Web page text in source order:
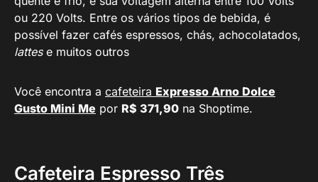
ou 220 Volts. Entre os vários tipos de bebida, é
possível fazer cafés espressos, chás, achocolatados,
lattes e muitos outros
Você encontra a cafeteira Expresso Arno Dolce
Gusto Mini Me por R$ 371,90 na Shoptime.
Cafeteira Espresso Três